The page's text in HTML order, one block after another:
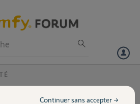
déclenche pas?
Continuer sans accepter →